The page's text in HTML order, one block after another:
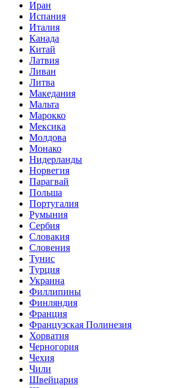
Иран
Испания
Италия
Канада
Китай
Латвия
Ливан
Литва
Македания
Мальта
Марокко
Мексика
Молдова
Монако
Нидерланды
Норвегия
Парагвай
Польша
Португалия
Румыния
Сербия
Словакия
Словения
Тунис
Турция
Украина
Филлипины
Финляндия
Франция
Французская Полинезия
Хорватия
Черногория
Чехия
Чили
Швейцария